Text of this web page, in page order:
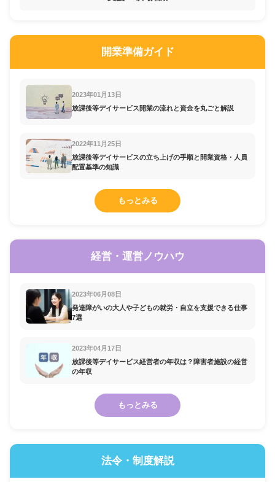
開業準備ガイド
2023年01月13日
放課後等デイサービス開業の流れと資金を丸ごと解説
2022年11月25日
放課後等デイサービスの立ち上げの手順と開業資格・人員
配置基準の知識
もっとみる
経営・運営ノウハウ
2023年06月08日
発達障がいの大人や子どもの就労・自立を支援できる仕事
7選
2023年04月17日
放課後等デイサービス経営者の年収は？障害者施設の経営
の年収
もっとみる
法令・制度解説